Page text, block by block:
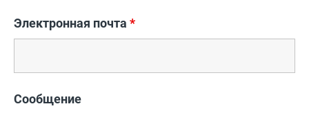
Электронная почта *
Сообщение